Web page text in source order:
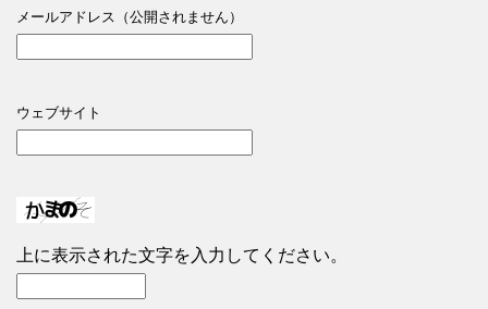
メールアドレス（公開されません）
ウェブサイト
上に表示された文字を入力してください。